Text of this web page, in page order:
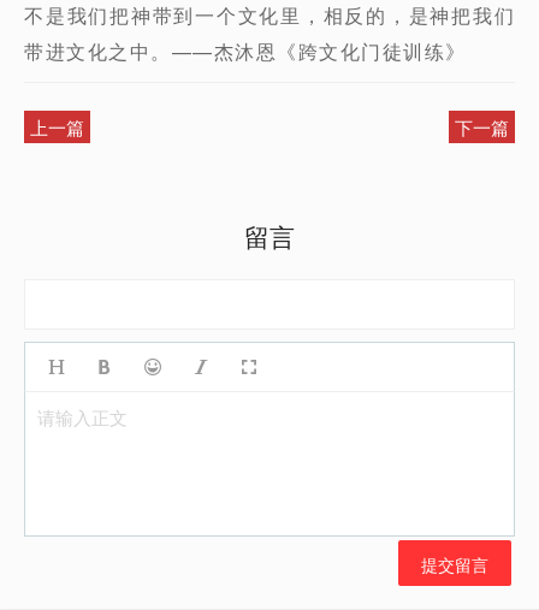
不是我们把神带到一个文化里，相反的，是神把我们
带进文化之中。——杰沐恩《跨文化门徒训练》
上一篇 下一篇
留言
请输入正文
提交留言